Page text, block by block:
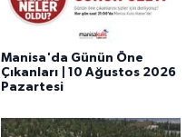
Manisa'da Günün Öne
Çıkanları | 10 Ağustos 2026
Pazartesi